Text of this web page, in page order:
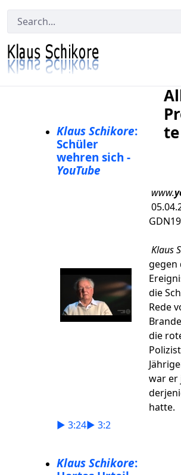
Klaus Schikore:
Schüler
wehren sich -
YouTube
www.​​​​​​​
Klaus
gegen
die
Rede
die
war er
hatte.
► 3:24► 3:2
Klaus Schikore:
te